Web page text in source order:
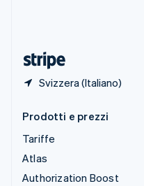
Svizzera (Italiano)
Prodotti e prezzi
Tariffe
Atlas
Authorization Boost